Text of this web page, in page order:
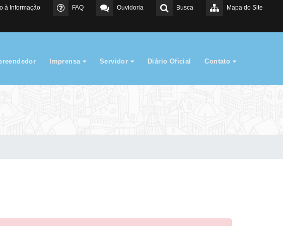
Mapa do Site
Busca
Ouvidoria
FAQ
à Informação
Imprensa Servidor Diário Oficial Contato